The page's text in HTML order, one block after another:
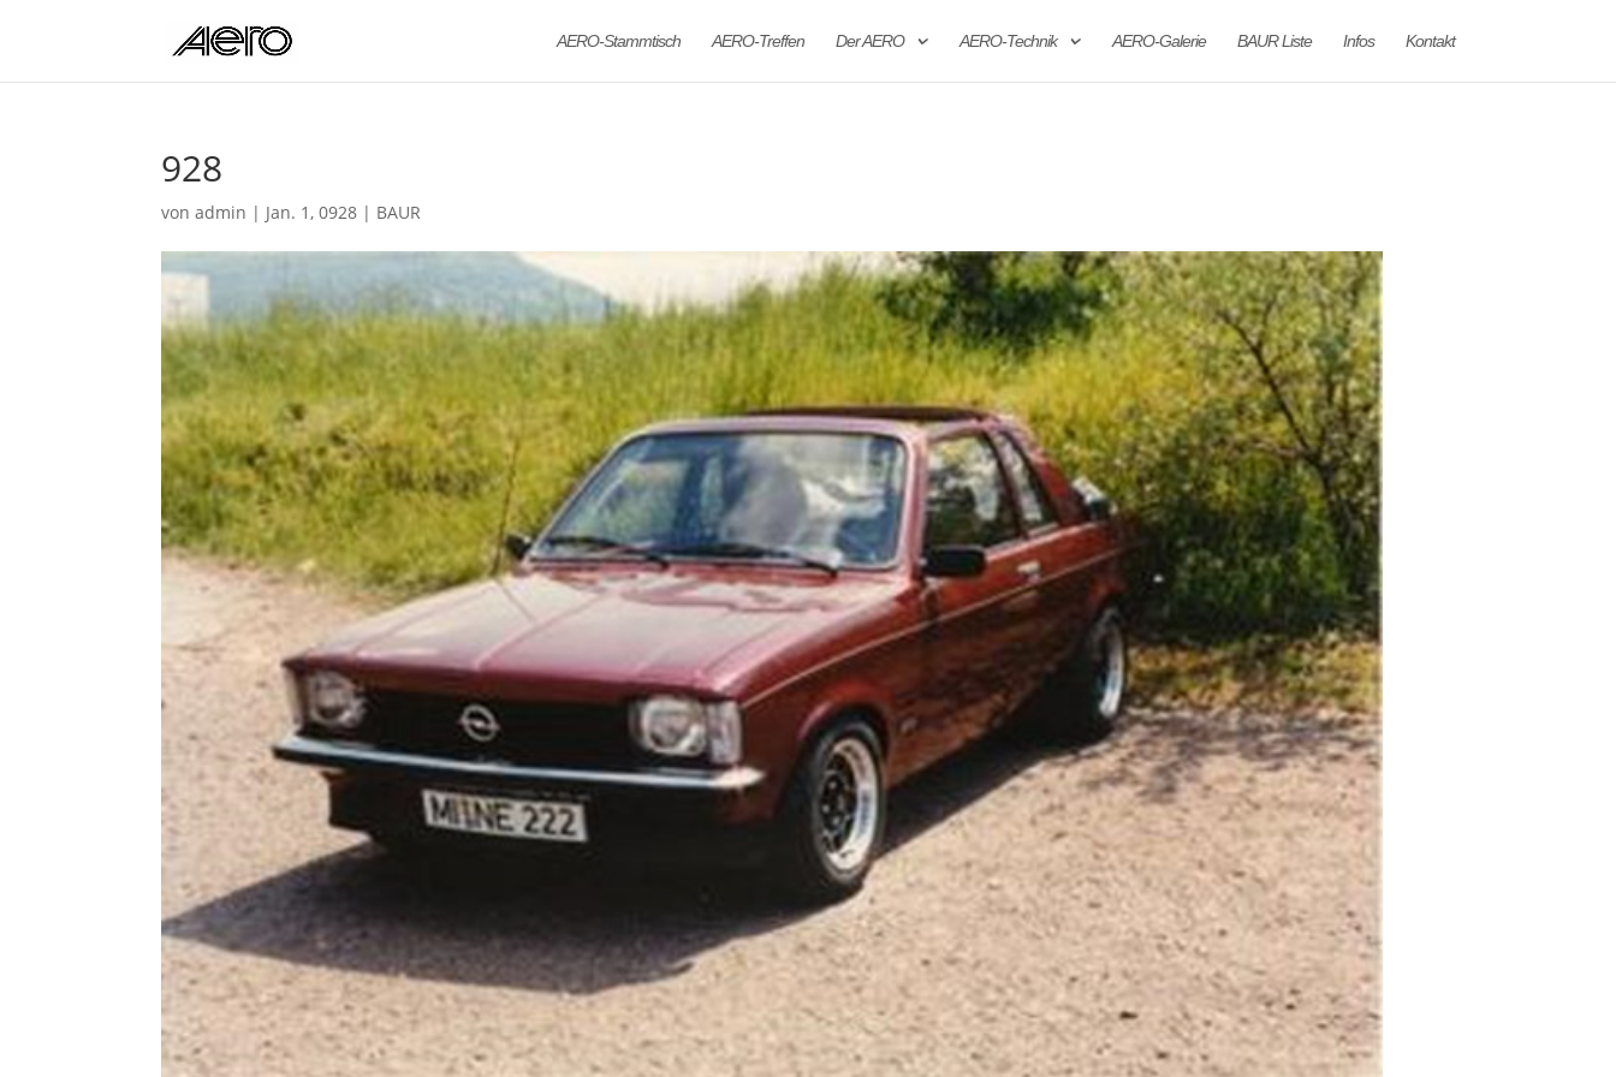
AERO-Stammtisch AERO-Treffen Der AERO AERO-Technik AERO-Galerie BAUR Liste Infos Kontakt
928
vonadmin | Jan. 1, 0928 | BAUR